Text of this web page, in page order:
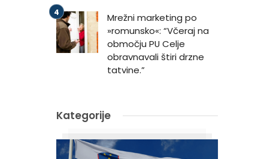
Mrežni marketing po
»romunsko«: “Včeraj na
območju PU Celje
obravnavali štiri drzne
tatvine.”
Kategorije